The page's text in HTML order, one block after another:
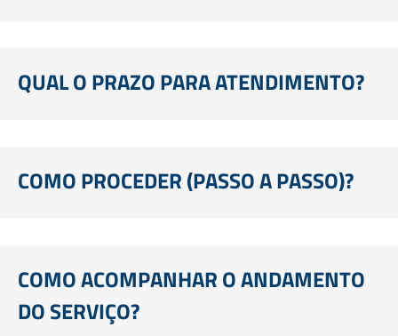
QUAL O PRAZO PARA ATENDIMENTO?
COMO PROCEDER (PASSO A PASSO)?
COMO ACOMPANHAR O ANDAMENTO
DO SERVIÇO?